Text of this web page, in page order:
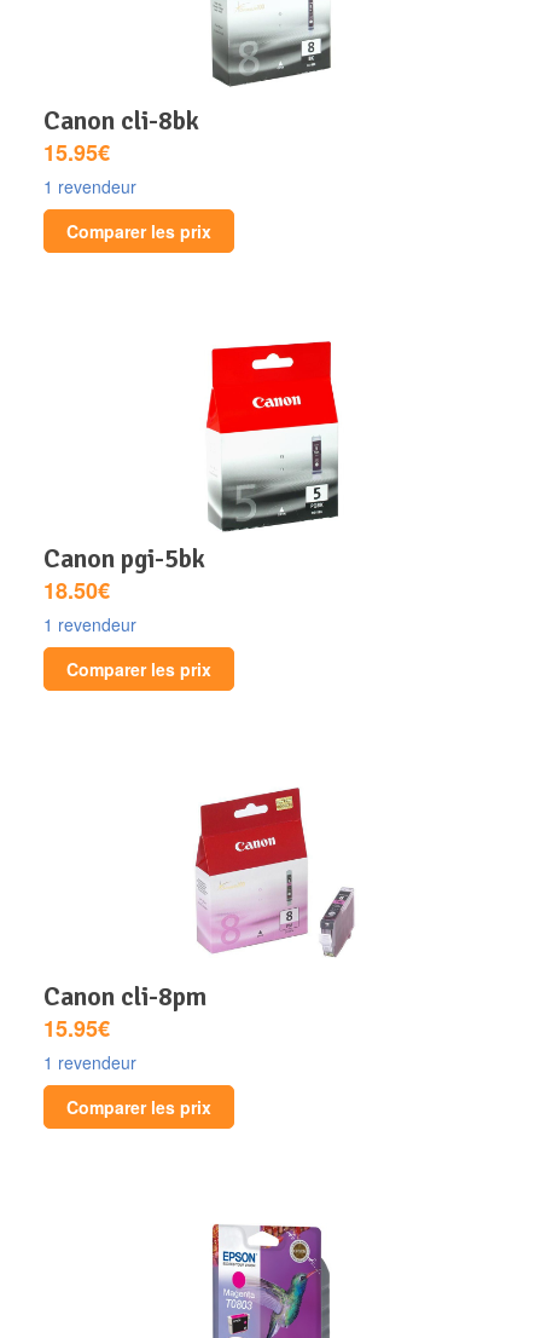
canon cli-8bk
15.95€
1 revendeur
Comparer les prix
canon pgi-5bk
18.50€
1 revendeur
Comparer les prix
canon cli-8pm
15.95€
1 revendeur
Comparer les prix